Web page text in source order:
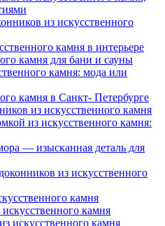
из искусственного
камня в интерьере
камня для бани и сауны
камня: мода или
камня в Санкт- Петербурге
из искусственного камня
из искусственного камня:
— изысканная деталь для
из искусственного
камня
камня
искусственного камня